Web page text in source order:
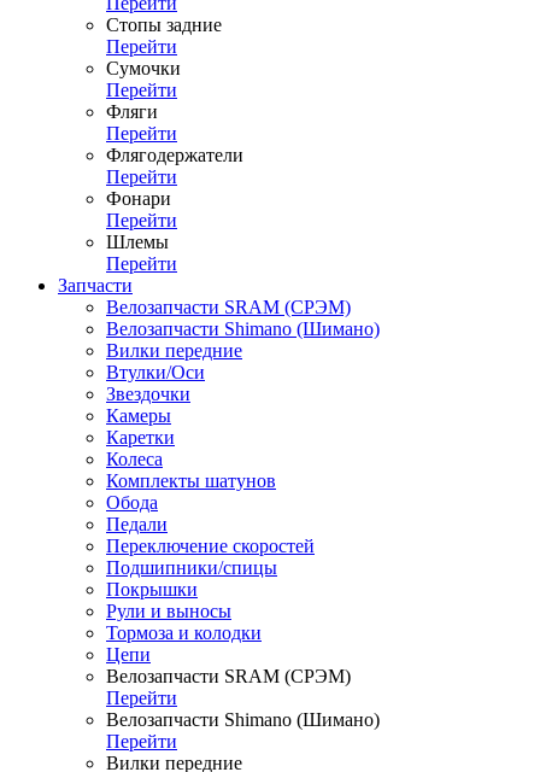
Стопы задние
Перейти
Сумочки
Перейти
Фляги
Перейти
Флягодержатели
Перейти
Фонари
Перейти
Шлемы
Перейти
Запчасти
Велозапчасти SRAM (СРЭМ)
Велозапчасти Shimano (Шимано)
Вилки передние
Втулки/Оси
Звездочки
Камеры
Каретки
Колеса
Комплекты шатунов
Обода
Педали
Переключение скоростей
Подшипники/спицы
Покрышки
Рули и выносы
Тормоза и колодки
Цепи
Велозапчасти SRAM (СРЭМ)
Перейти
Велозапчасти Shimano (Шимано)
Перейти
Вилки передние